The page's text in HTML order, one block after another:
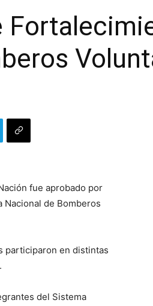
fue aprobado por
Nacional de Bomberos
participaron en distintas
del Sistema